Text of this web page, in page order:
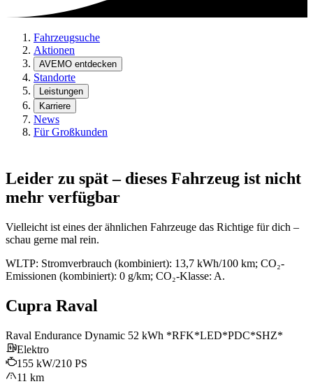
Fahrzeugsuche
Aktionen
AVEMO entdecken
Standorte
Leistungen
Karriere
News
Für Großkunden
Leider zu spät – dieses Fahrzeug ist nicht
mehr verfügbar
Vielleicht ist eines der ähnlichen Fahrzeuge das Richtige für dich –
schau gerne mal rein.
WLTP: Stromverbrauch (kombiniert): 13,7 kWh/100 km; CO₂-
Emissionen (kombiniert): 0 g/km; CO₂-Klasse: A.
Cupra Raval
Raval Endurance Dynamic 52 kWh *RFK*LED*PDC*SHZ*
Elektro
155 kW/210 PS
11 km